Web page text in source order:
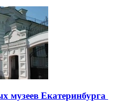
музеев Екатеринбурга